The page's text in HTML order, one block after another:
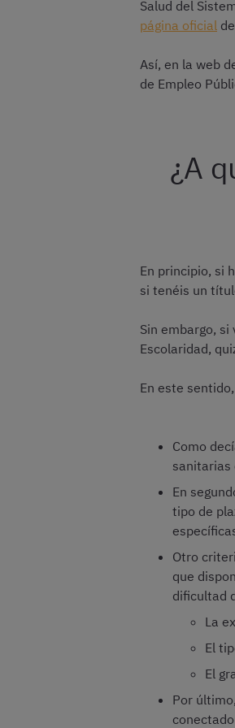
Salud del
página oficial
Así, en la web
de Empleo
¿A
En principio, si
si tenéis un
Sin embargo,
Escolaridad,
En este
Como
sanitarias
En
tipo de
Otro
que
dificultad
La
El
El
Por